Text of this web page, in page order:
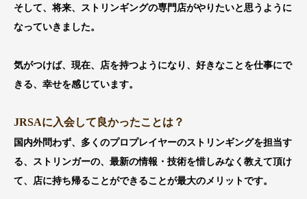
そして、将来、ストリンギングの専門店がやりたいと思うように
なっていきました。
気がつけば、現在、店を持つようになり、好きなことを仕事にで
きる、幸せを感じています。
JRSAに入会して良かったことは？
国内外問わず、多くのプロプレイヤーのストリンギングを担当す
る、ストリンガーの、最新の情報・技術を惜しみなく教えて頂け
て、店に持ち帰ることができることが最大のメリットです。